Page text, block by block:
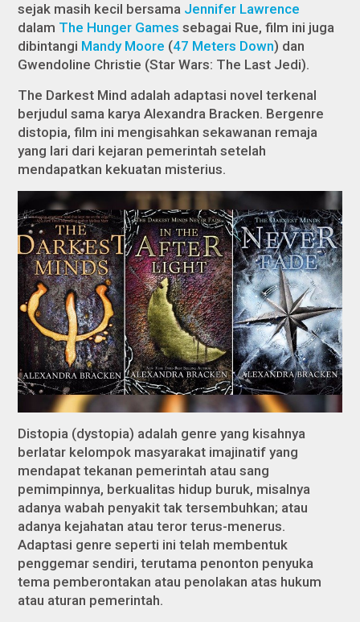
sejak masih kecil bersama Jennifer Lawrence
dalam The Hunger Games sebagai Rue, film ini juga
dibintangi Mandy Moore (47 Meters Down) dan
Gwendoline Christie (Star Wars: The Last Jedi).
The Darkest Mind adalah adaptasi novel terkenal
berjudul sama karya Alexandra Bracken. Bergenre
distopia, film ini mengisahkan sekawanan remaja
yang lari dari kejaran pemerintah setelah
mendapatkan kekuatan misterius.
Distopia (dystopia) adalah genre yang kisahnya
berlatar kelompok masyarakat imajinatif yang
mendapat tekanan pemerintah atau sang
pemimpinnya, berkualitas hidup buruk, misalnya
adanya wabah penyakit tak tersembuhkan; atau
adanya kejahatan atau teror terus-menerus.
Adaptasi genre seperti ini telah membentuk
penggemar sendiri, terutama penonton penyuka
tema pemberontakan atau penolakan atas hukum
atau aturan pemerintah.